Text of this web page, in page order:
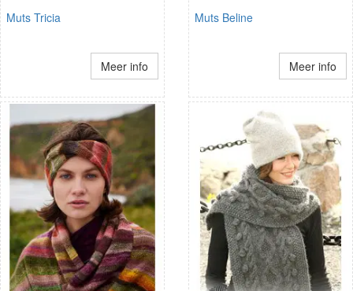
Muts Tricia
Meer info
Muts Beline
Meer info